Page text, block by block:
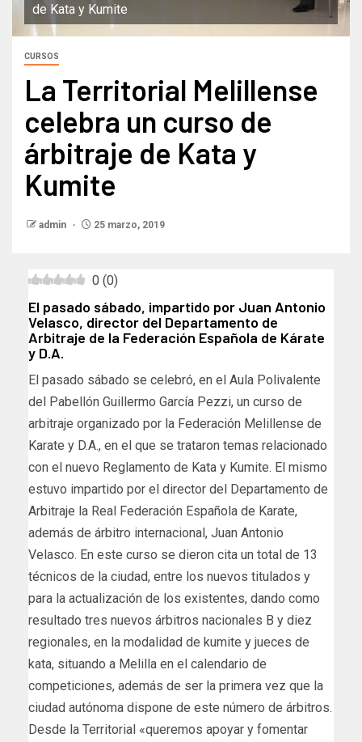
de Kata y Kumite
CURSOS
La Territorial Melillense
celebra un curso de
árbitraje de Kata y
Kumite
admin 25 marzo, 2019
0 (0)
El pasado sábado, impartido por Juan Antonio
Velasco, director del Departamento de
Arbitraje de la Federación Española de Kárate
y D.A.
El pasado sábado se celebró, en el Aula Polivalente
del Pabellón Guillermo García Pezzi, un curso de
arbitraje organizado por la Federación Melillense de
Karate y D.A., en el que se trataron temas relacionado
con el nuevo Reglamento de Kata y Kumite. El mismo
estuvo impartido por el director del Departamento de
Arbitraje la Real Federación Española de Karate,
además de árbitro internacional, Juan Antonio
Velasco. En este curso se dieron cita un total de 13
técnicos de la ciudad, entre los nuevos titulados y
para la actualización de los existentes, dando como
resultado tres nuevos árbitros nacionales B y diez
regionales, en la modalidad de kumite y jueces de
kata, situando a Melilla en el calendario de
competiciones, además de ser la primera vez que la
ciudad autónoma dispone de este número de árbitros.
Desde la Territorial «queremos apoyar y fomentar